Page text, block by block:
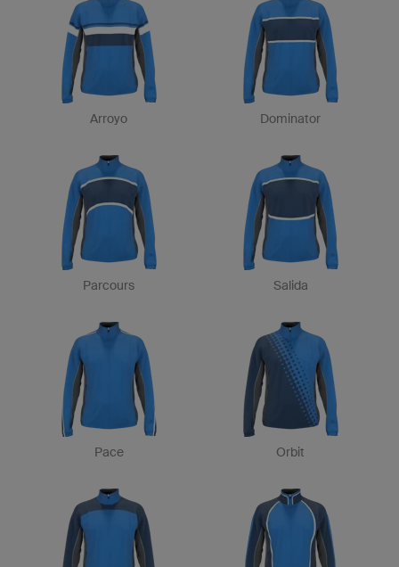
Arroyo Dominator
Parcours Salida
Pace Orbit